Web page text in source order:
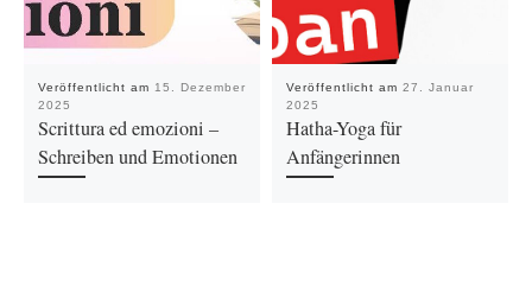
Veröffentlicht am 15. Dezember
2025
Scrittura ed emozioni –
Schreiben und Emotionen
Veröffentlicht am 27. Januar
2025
Hatha-Yoga für
Anfängerinnen